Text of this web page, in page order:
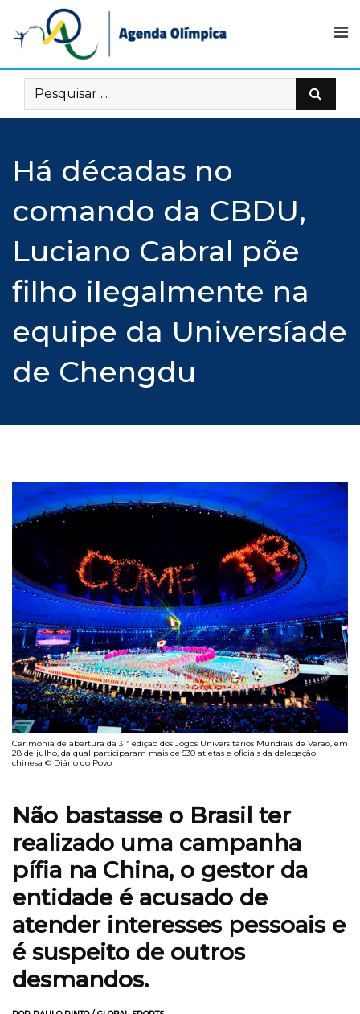
content
Há décadas no
comando da CBDU,
Luciano Cabral põe
filho ilegalmente na
equipe da Universíade
de Chengdu
Cerimônia de abertura da 31ª edição dos Jogos Universitários Mundiais de Verão, em
28 de julho, da qual participaram mais de 530 atletas e oficiais da delegação
chinesa © Diário do Povo
Não bastasse o Brasil ter
realizado uma campanha
pífia na China, o gestor da
entidade é acusado de
atender interesses pessoais e
é suspeito de outros
desmandos.